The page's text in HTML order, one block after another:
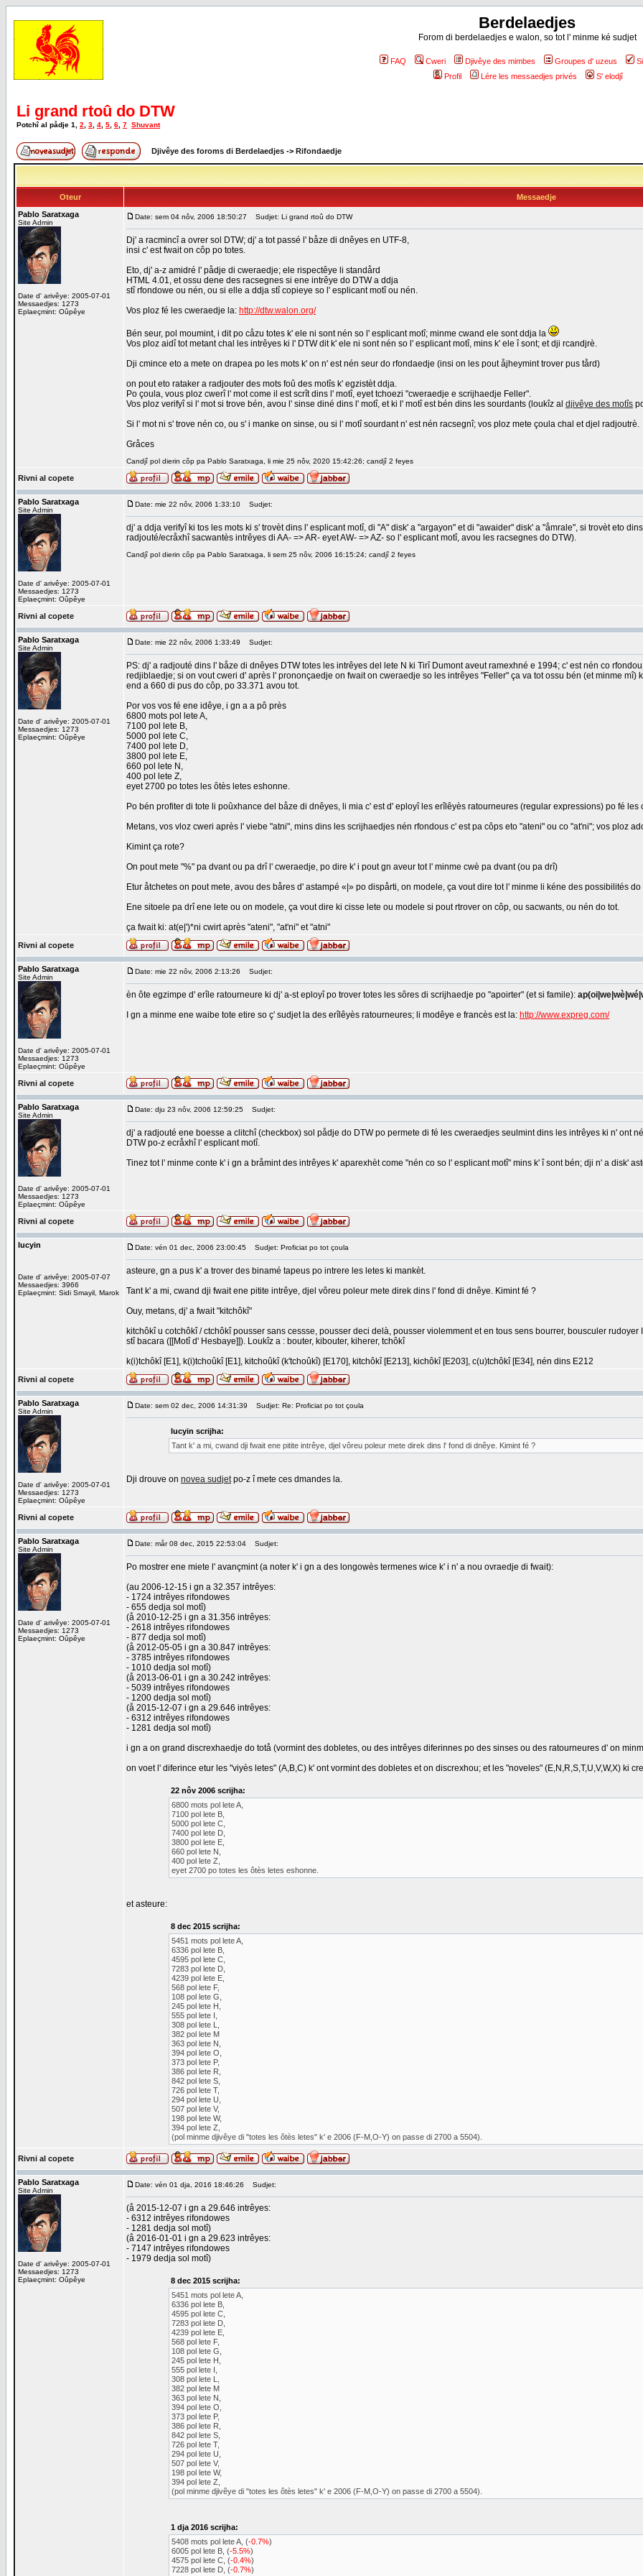
Berdelaedjes
Forom di berdelaedjes e walon, so tot l' minme ké sudjet
FAQ Cweri Djivêye des mimbes Groupes d' uzeus
Profil
Lére les messaedjes privés S' elodjî
Li grand rtoû do DTW
Potchî al pådje 1 2 3 4 5 6 7 Shuvant
Djivêye des foroms di Berdelaedjes -> Rifondaedje
Oteur
Messaedje
Pablo Saratxaga
Site Admin
Date d' arivêye: 2005-07-01
Messaedjes: 1273
Eplaeçmint: Oûpêye
Date: sem 04 nôv, 2006 18:50:27 Sudjet: Li grand rtoû do DTW
Dj' a racmincî a ovrer sol DTW; dj' a tot passé l' båze di dnêyes en UTF-8,
insi c' est fwait on côp po totes.
Eto, dj' a-z amidré l' pådje di cweraedje; ele rispectêye li standård
HTML 4.01, et ossu dene des racsegnes si ene intrêye do DTW a ddja
stî rfondowe ou nén, ou si elle a ddja stî copieye so l' esplicant motî ou nén.
Vos ploz fé les cweraedje la: http://dtw.walon.org/
Bén seur, pol moumint, i dit po cåzu totes k' ele ni sont nén so l' esplicant motî; minme cwand ele sont ddja la
Vos ploz aidî tot metant chal les intrêyes ki l' DTW dit k' ele ni sont nén so l' esplicant motî, mins k' ele î sont; et dji rcandjrè.
Dji cmince eto a mete on drapea po les mots k' on n' est nén seur do rfondaedje (insi on les pout åjheymint trover pus tård)
on pout eto rataker a radjouter des mots foû des motîs k' egzistèt ddja.
Po çoula, vous ploz cwerî l' mot come il est scrît dins l' motî, eyet tchoezi "cweraedje e scrijhaedje Feller".
Vos ploz verifyî si l' mot si trove bén, avou l' sinse diné dins l' motî, et ki l' motî est bén dins les sourdants (loukîz al djivêye des motîs
Si l' mot ni s' trove nén co, ou s' i manke on sinse, ou si l' motî sourdant n' est nén racsegnî; vos ploz mete çoula chal et djel radjoutrè.
Gråces
Candjî pol dierin côp pa Pablo Saratxaga, li mie 25 nôv, 2020 15:42:26; candjî 2 feyes
Rivni al copete
Pablo Saratxaga
Site Admin
Date d' arivêye: 2005-07-01
Messaedjes: 1273
Eplaeçmint: Oûpêye
Date: mie 22 nôv, 2006 1:33:10 Sudjet:
dj' a ddja verifyî ki tos les mots ki s' trovèt dins l' esplicant motî, di "A" disk' a "argayon" et di "awaider" disk' a "åmrale", si trovèt eto
radjouté/ecråxhî sacwantès intrêyes di AA- => AR- eyet AW- => AZ- so l' esplicant motî, avou les racsegnes do DTW).
Candjî pol dierin côp pa Pablo Saratxaga, li sem 25 nôv, 2006 16:15:24; candjî 2 feyes
Rivni al copete
Pablo Saratxaga
Site Admin
Date d' arivêye: 2005-07-01
Messaedjes: 1273
Eplaeçmint: Oûpêye
Date: mie 22 nôv, 2006 1:33:49 Sudjet:
PS: dj' a radjouté dins l' båze di dnêyes DTW totes les intrêyes del lete N ki Tirî Dumont aveut ramexhné e 1994; c' est nén co
redjiblaedje; si on vout cweri d' après l' prononçaedje on fwait on cweraedje so les intrêyes "Feller" ça va tot ossu bén (et minme
end a 660 di pus do côp, po 33.371 avou tot.
Por vos vos fé ene idêye, i gn a a pô près
6800 mots pol lete A,
7100 pol lete B,
5000 pol lete C,
7400 pol lete D,
3800 pol lete E,
660 pol lete N,
400 pol lete Z,
eyet 2700 po totes les ôtès letes eshonne.
Po bén profiter di tote li poûxhance del båze di dnêyes, li mia c' est d' eployî les erîlêyès ratourneures (regular expressions) po fé
Metans, vos vloz cweri après l' viebe "atni", mins dins les scrijhaedjes nén rfondous c' est pa côps eto "ateni" ou co "at'ni"; vos ploz
Kimint ça rote?
On pout mete "%" pa dvant ou pa drî l' cweraedje, po dire k' i pout gn aveur tot l' minme cwè pa dvant (ou pa drî)
Etur åtchetes on pout mete, avou des båres d' astampé «|» po dispårti, on modele, ça vout dire tot l' minme li kéne des possibilités
Ene sitoele pa drî ene lete ou on modele, ça vout dire ki cisse lete ou modele si pout rtrover on côp, ou sacwants, ou nén do tot.
ça fwait ki: at(e|')*ni cwirt après "ateni", "at'ni" et "atni"
Rivni al copete
Pablo Saratxaga
Site Admin
Date d' arivêye: 2005-07-01
Messaedjes: 1273
Eplaeçmint: Oûpêye
Date: mie 22 nôv, 2006 2:13:26 Sudjet:
èn ôte egzimpe d' erîle ratourneure ki dj' a-st eployî po trover totes les sôres di scrijhaedje po "apoirter" (et si famile):
I gn a minme ene waibe tote etire so ç' sudjet la des erîlêyès ratourneures; li modêye e francès est la: http://www.expreg.com/
Rivni al copete
Pablo Saratxaga
Site Admin
Date d' arivêye: 2005-07-01
Messaedjes: 1273
Eplaeçmint: Oûpêye
Date: dju 23 nôv, 2006 12:59:25 Sudjet:
dj' a radjouté ene boesse a clitchî (checkbox) sol pådje do DTW po permete di fé les cweraedjes seulmint dins les intrêyes ki n' ont
DTW po-z ecråxhî l' esplicant motî.
Tinez tot l' minme conte k' i gn a bråmint des intrêyes k' aparexhèt come "nén co so l' esplicant motî" mins k' î sont bén; dji n' a disk'
Rivni al copete
lucyin
Date d' arivêye: 2005-07-07
Messaedjes: 3966
Eplaeçmint: Sidi Smayil, Marok
Date: vén 01 dec, 2006 23:00:45 Sudjet: Proficiat po tot çoula
asteure, gn a pus k' a trover des binamé tapeus po intrere les letes ki mankèt.
Tant k' a mi, cwand dji fwait ene pitite intrêye, djel vôreu poleur mete direk dins l' fond di dnêye. Kimint fé ?
Ouy, metans, dj' a fwait "kitchôkî"
kitchôkî u cotchôkî / ctchôkî pousser sans cessse, pousser deci delà, pousser violemment et en tous sens bourrer, bousculer
stî bacara ([[Motî d' Hesbaye]]). Loukîz a : bouter, kibouter, kiherer, tchôkî
k(i)tchôkî [E1], k(i)tchoûkî [E1], kitchoûkî (k'tchoûkî) [E170], kitchôkî [E213], kichôkî [E203], c(u)tchôkî [E34], nén dins E212
Rivni al copete
Pablo Saratxaga
Site Admin
Date d' arivêye: 2005-07-01
Messaedjes: 1273
Eplaeçmint: Oûpêye
Date: sem 02 dec, 2006 14:31:39 Sudjet: Re: Proficiat po tot çoula
lucyin scrijha:
Tant k' a mi, cwand dji fwait ene pitite intrêye, djel vôreu poleur mete direk dins l' fond di dnêye. Kimint fé ?
Dji drouve on novea sudjetpo-z î mete ces dmandes la.
Rivni al copete
Pablo Saratxaga
Site Admin
Date d' arivêye: 2005-07-01
Messaedjes: 1273
Eplaeçmint: Oûpêye
Date: mår 08 dec, 2015 22:53:04 Sudjet:
Po mostrer ene miete l' avançmint (a noter k' i gn a des longowès termenes wice k' i n' a nou ovraedje di fwait):
(au 2006-12-15 i gn a 32.357 intrêyes:
- 1724 intrêyes rifondowes
- 655 dedja sol motî)
(å 2010-12-25 i gn a 31.356 intrêyes:
- 2618 intrêyes rifondowes
- 877 dedja sol motî)
(å 2012-05-05 i gn a 30.847 intrêyes:
- 3785 intrêyes rifondowes
- 1010 dedja sol motî)
(å 2013-06-01 i gn a 30.242 intrêyes:
- 5039 intrêyes rifondowes
- 1200 dedja sol motî)
(å 2015-12-07 i gn a 29.646 intrêyes:
- 6312 intrêyes rifondowes
- 1281 dedja sol motî)
i gn a on grand discrexhaedje do totå (vormint des dobletes, ou des intrêyes diferinnes po des sinses ou des ratourneures d' on
on voet l' diferince etur les "viyès letes" (A,B,C) k' ont vormint des dobletes et on discrexhou; et les "noveles" (E,N,R,S,T,U,V,W,X) ki
22 nôv 2006 scrijha:
6800 mots pol lete A,
7100 pol lete B,
5000 pol lete C,
7400 pol lete D,
3800 pol lete E,
660 pol lete N,
400 pol lete Z,
eyet 2700 po totes les ôtès letes eshonne.
et asteure:
8 dec 2015 scrijha:
5451 mots pol lete A,
6336 pol lete B,
4595 pol lete C,
7283 pol lete D,
4239 pol lete E,
568 pol lete F,
108 pol lete G,
245 pol lete H,
555 pol lete I,
308 pol lete L,
382 pol lete M
363 pol lete N,
394 pol lete O,
373 pol lete P,
386 pol lete R,
842 pol lete S,
726 pol lete T,
294 pol lete U,
507 pol lete V,
198 pol lete W,
394 pol lete Z,
(pol minme djivêye di "totes les ôtès letes" k' e 2006 (F-M,O-Y) on passe di 2700 a 5504).
Rivni al copete
Pablo Saratxaga
Site Admin
Date d' arivêye: 2005-07-01
Messaedjes: 1273
Eplaeçmint: Oûpêye
Date: vén 01 dja, 2016 18:46:26 Sudjet:
(å 2015-12-07 i gn a 29.646 intrêyes:
- 6312 intrêyes rifondowes
- 1281 dedja sol motî)
(å 2016-01-01 i gn a 29.623 intrêyes:
- 7147 intrêyes rifondowes
- 1979 dedja sol motî)
8 dec 2015 scrijha:
5451 mots pol lete A,
6336 pol lete B,
4595 pol lete C,
7283 pol lete D,
4239 pol lete E,
568 pol lete F,
108 pol lete G,
245 pol lete H,
555 pol lete I,
308 pol lete L,
382 pol lete M
363 pol lete N,
394 pol lete O,
373 pol lete P,
386 pol lete R,
842 pol lete S,
726 pol lete T,
294 pol lete U,
507 pol lete V,
198 pol lete W,
394 pol lete Z,
(pol minme djivêye di "totes les ôtès letes" k' e 2006 (F-M,O-Y) on passe di 2700 a 5504).
1 dja 2016 scrijha:
5408 mots pol lete A, (-0.7%)
6005 pol lete B, (-5.5%)
4575 pol lete C, (-0.4%)
7228 pol lete D, (-0.7%)